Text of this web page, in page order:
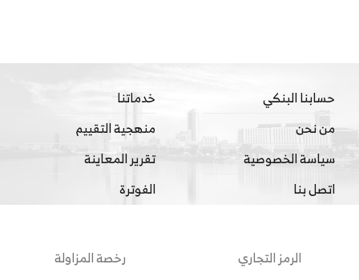
حسابنا البنكي
من نحن
سياسة الخصوصية
اتصل بنا
خدماتنا
منهجية التقييم
تقرير المعاينة
الفوترة
الرمز التجاري رخصة المزاولة